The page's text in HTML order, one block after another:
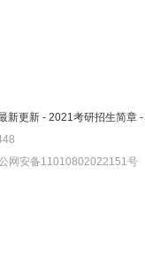
新更新 - 2021考研招生简章 -
网安备11010802022151号